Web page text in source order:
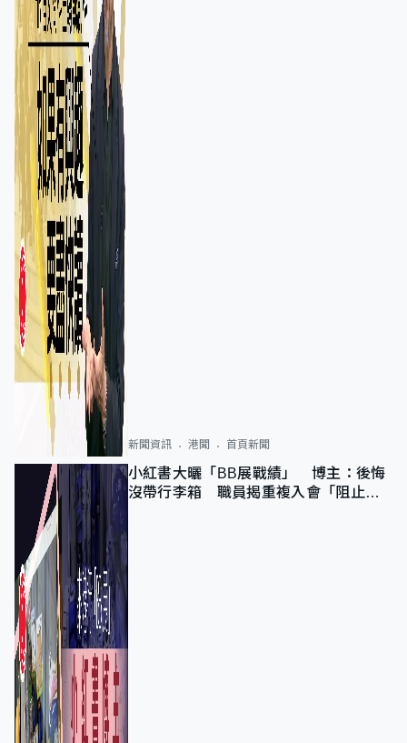
新聞資訊 港聞 首頁新聞
小紅書大曬「BB展戰績」 博主：後悔
沒帶行李箱 職員揭重複入會「阻止唔